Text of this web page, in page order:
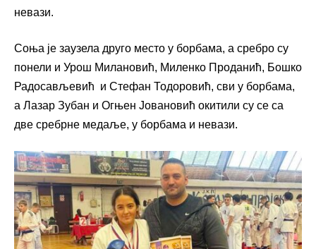
невази.
Соња је заузела друго место у борбама, а сребро су
понели и Урош Милановић, Миленко Проданић, Бошко
Радосављевић и Стефан Тодоровић, сви у борбама,
а Лазар Зубан и Огњен Јовановић окитили су се са
две сребрне медаље, у борбама и невази.